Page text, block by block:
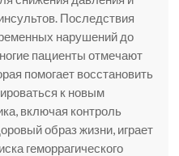
Последствия
нарушений до
пациенты отмечают
помогает восстановить
к новым
включая контроль
образ жизни, играет
геморрагического